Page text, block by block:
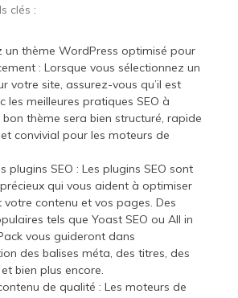
clés :
un thème WordPress optimisé pour
: Lorsque vous sélectionnez un
votre site, assurez-vous qu’il est
les meilleures pratiques SEO à
bon thème sera bien structuré, rapide
convivial pour les moteurs de
plugins SEO : Les plugins SEO sont
qui vous aident à optimiser
votre contenu et vos pages. Des
tels que Yoast SEO ou All in
vous guideront dans
des balises méta, des titres, des
bien plus encore.
de qualité : Les moteurs de